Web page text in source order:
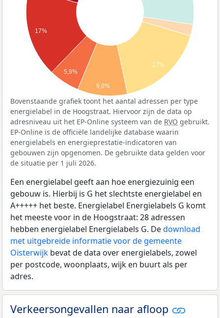
17%
17%
5,9%
9,6%
Bovenstaande grafiek toont het aantal adressen per type
energielabel in de Hoogstraat. Hiervoor zijn de data op
adresniveau uit het EP-Online systeem van de RVO gebruikt.
EP-Online is de officiële landelijke database waarin
energielabels en energieprestatie-indicatoren van
gebouwen zijn opgenomen. De gebruikte data gelden voor
de situatie per 1 juli 2026.
Een energielabel geeft aan hoe energiezuinig een
gebouw is. Hierbij is G het slechtste energielabel en
A+++++ het beste. Energielabel Energielabels G komt
het meeste voor in de Hoogstraat: 28 adressen
hebben energielabel Energielabels G. Dedownload
met uitgebreide informatie voor de gemeente
Oisterwijk bevat de data over energielabels, zowel
per postcode, woonplaats, wijk en buurt als per
adres.
Verkeersongevallen naar afloop